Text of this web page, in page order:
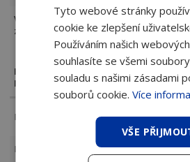
Výkon laserového
zdroje
kW 1 až 4
Boschert CombiLaser
MultiPunch
1000
Formát plechu mm
Lisovací síla kN 280
Tyto webové stránky
cookie ke zlepšení
Používáním našich
souhlasíte se všemi
souladu s našimi zásadami
souborů cookie. Více
VŠE